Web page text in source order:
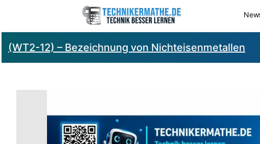
(WT2-12) – Bezeichnung von Nichteisenmetallen